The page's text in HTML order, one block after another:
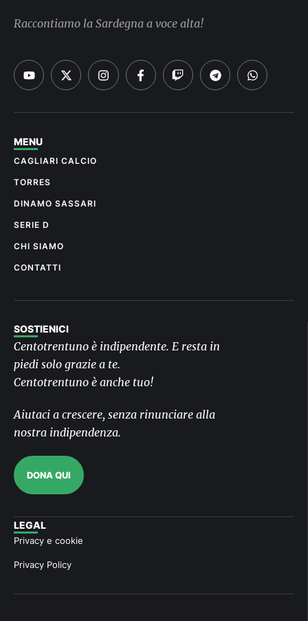
Raccontiamo la Sardegna a voce alta!
MENU
CAGLIARI CALCIO
TORRES
DINAMO SASSARI
SERIE D
CHI SIAMO
CONTATTI
SOSTIENICI
Centotrentuno è indipendente. E resta in
piedi solo grazie a te.
Centotrentuno è anche tuo!
Aiutaci a crescere, senza rinunciare alla
nostra indipendenza.
DONA QUI
LEGAL
Privacy e cookie
Privacy Policy